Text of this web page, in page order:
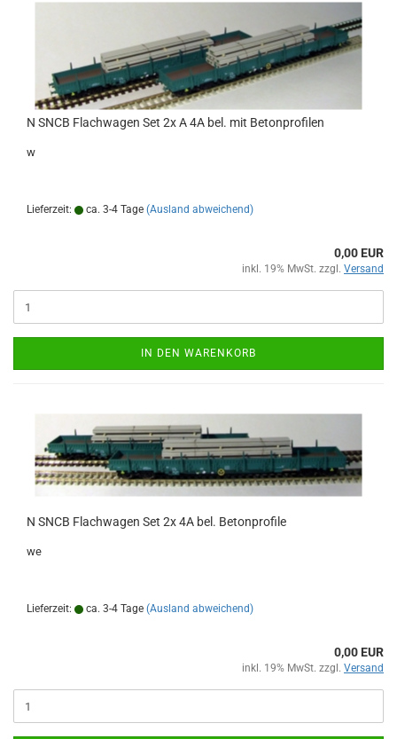
N SNCB Flachwagen Set 2x A 4A bel. mit Betonprofilen
w
Lieferzeit: ca. 3-4 Tage (Ausland abweichend)
0,00 EUR
inkl. 19% MwSt. zzgl. Versand
IN DEN WARENKORB
N SNCB Flachwagen Set 2x 4A bel. Betonprofile
we
Lieferzeit: ca. 3-4 Tage (Ausland abweichend)
0,00 EUR
inkl. 19% MwSt. zzgl. Versand